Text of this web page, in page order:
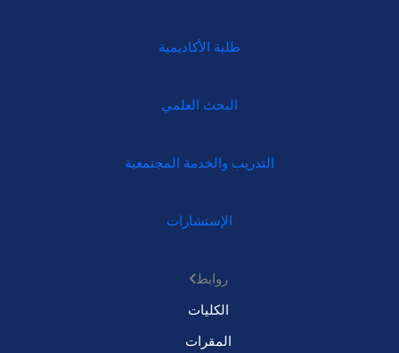
طلبة الأكاديمية
البحث العلمي
التدريب والخدمة المجتمعية
الإستشارات
روابط
الكليات
المقرات